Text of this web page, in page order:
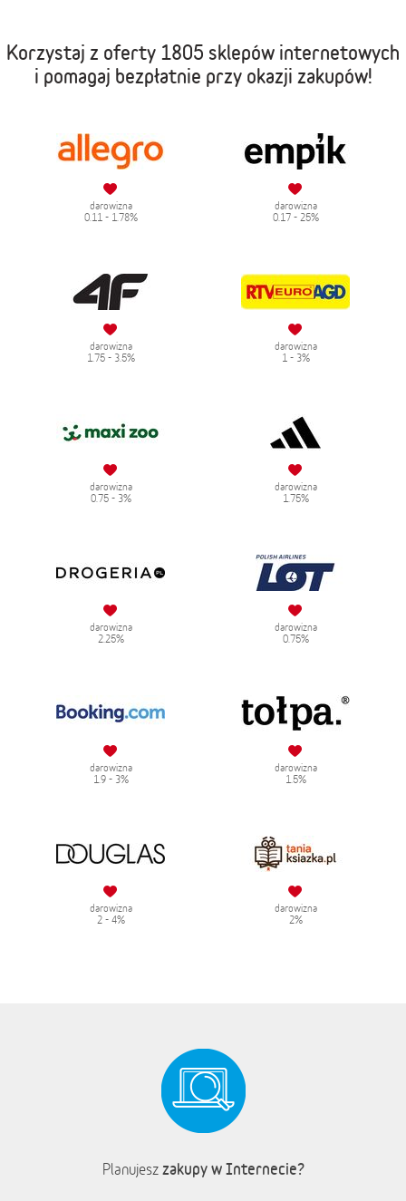
Korzystaj z oferty 1805 sklepów internetowych
i pomagaj bezpłatnie przy okazji zakupów!
darowizna
0.11 - 1.78%
darowizna
0.17 - 25%
darowizna
1.75 - 3.5%
darowizna
1 - 3%
darowizna
0.75 - 3%
darowizna
1.75%
darowizna
2.25%
darowizna
0.75%
darowizna
1.9 - 3%
darowizna
1.5%
darowizna
2 - 4%
darowizna
2%
Planujesz zakupy w Internecie?